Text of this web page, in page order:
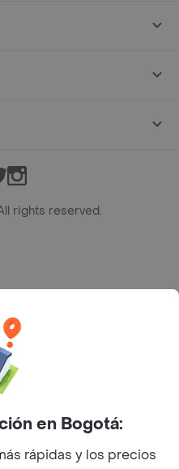
Instagram
rights reserved.
en Bogotá:
rápidas y los precios